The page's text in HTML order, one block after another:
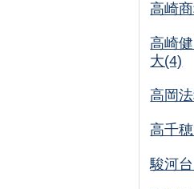
高崎
高崎
大(4)
高岡
高千
駿河